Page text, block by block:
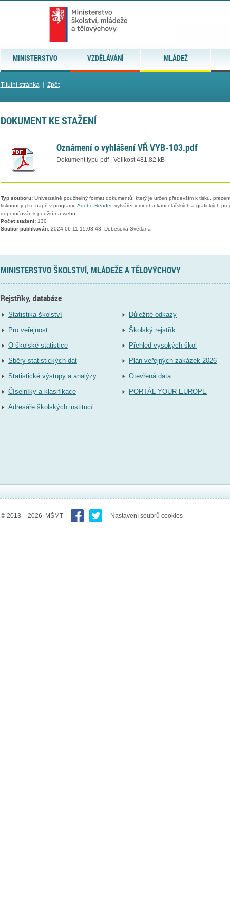
MINISTERSTVO VZDĚLÁVÁNÍ MLÁDEŽ
Titulní stránka| Zpět
DOKUMENT KE STAŽENÍ
Oznámení o vyhlášení VŘ VYB-103.pdf
Dokument typu pdf | Velikost 481,82 kB
Typ souboru:Univerzálně použitelný formát dokumentů, který je určen především k tisku,
tisknout jej lze např. v programu Adobe Reader, vytvářet v mnoha kancelářských a grafických
doporučován k použití na webu.
Počet stažení:130
Soubor publikován:2024-06-11 15:08:43, Dobešová Světlana
MINISTERSTVO ŠKOLSTVÍ, MLÁDEŽE A TĚLOVÝCHOVY
Rejstříky, databáze
Statistika školství
Pro veřejnost
O školské statistice
Sběry statistických dat
Statistické výstupy a analýzy
Číselníky a klasifikace
Adresáře školských institucí
Důležité odkazy
Školský rejstřík
Přehled vysokých škol
Plán veřejných zakázek 2026
Otevřená data
PORTÁL YOUR EUROPE
© 2013 – 2026 MŠMT Nastavení soubrů cookies